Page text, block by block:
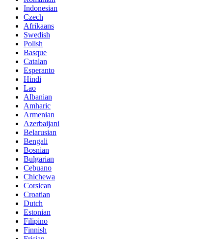
Indonesian
Czech
Afrikaans
Swedish
Polish
Basque
Catalan
Esperanto
Hindi
Lao
Albanian
Amharic
Armenian
Azerbaijani
Belarusian
Bengali
Bosnian
Bulgarian
Cebuano
Chichewa
Corsican
Croatian
Dutch
Estonian
Filipino
Finnish